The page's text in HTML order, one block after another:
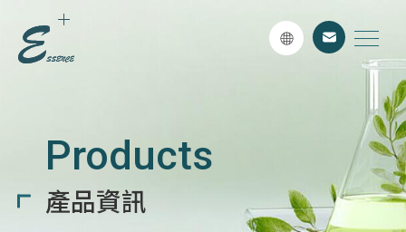
Products
產品資訊